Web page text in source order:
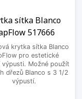
sítka Blanco
517666
krytka sítka Blanco
pro estetické
výpusti. Možné použít
dřezů Blanco s 3 1/2
výpustí.